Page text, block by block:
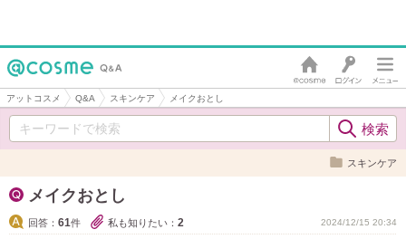
アットコスメ Q&A スキンケア メイクおとし
スキンケア
メイクおとし
回答： 61件 私も知りたい： 2 2024/12/15 20:34